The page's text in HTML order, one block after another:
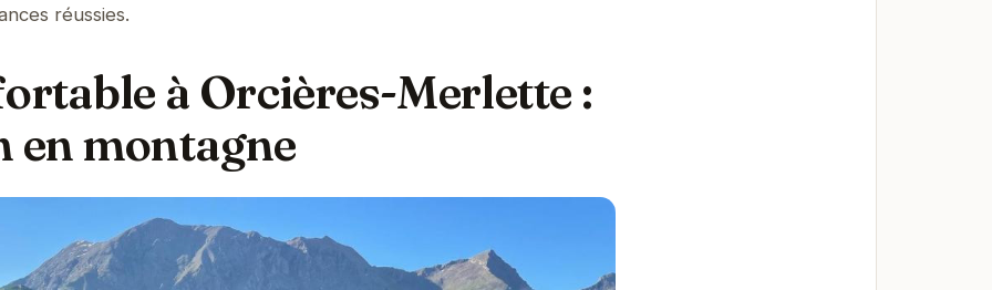
réussies.
à Orcières-Merlette :
en montagne